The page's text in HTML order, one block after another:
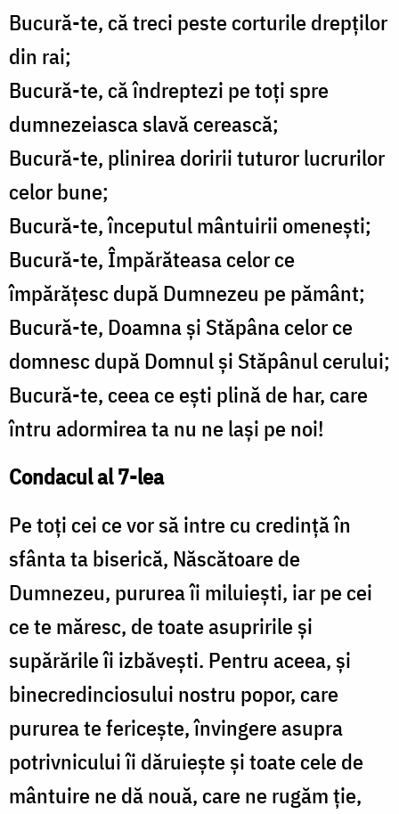
Bucură-te, că treci peste corturile drepţilor
din rai;
Bucură-te, că îndreptezi pe toţi spre
dumnezeiasca slavă cerească;
Bucură-te, plinirea doririi tuturor lucrurilor
celor bune;
Bucură-te, începutul mântuirii omeneşti;
Bucură-te, Împărăteasa celor ce
împărăţesc după Dumnezeu pe pământ;
Bucură-te, Doamna şi Stăpâna celor ce
domnesc după Domnul şi Stăpânul cerului;
Bucură-te, ceea ce eşti plină de har, care
întru adormirea ta nu ne laşi pe noi!
Condacul al 7-lea
Pe toţi cei ce vor să intre cu credinţă în
sfânta ta biserică, Născătoare de
Dumnezeu, pururea îi miluieşti, iar pe cei
ce te măresc, de toate asupririle şi
supărările îi izbăveşti. Pentru aceea, şi
binecredinciosului nostru popor, care
pururea te fericeşte, învingere asupra
potrivnicului îi dăruieşte şi toate cele de
mântuire ne dă nouă, care ne rugăm ţie,